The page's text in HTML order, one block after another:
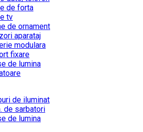
de forta
tv
de ornament
aparataj
modulara
fixare
de lumina
de iluminat
de sarbatori
de lumina